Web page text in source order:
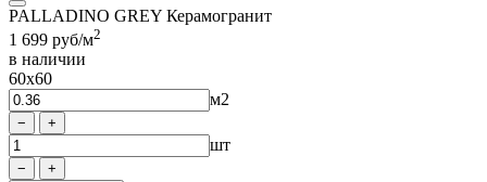
PALLADINO GREY Керамогранит
1 699 руб/м2
в наличии
60x60
м2
шт